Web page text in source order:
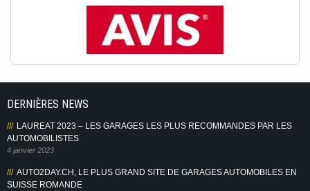
DERNIÈRES NEWS
LAUREAT 2023 – LES GARAGES LES PLUS RECOMMANDES PAR LES
AUTOMOBILISTES
4 janvier 2023
AUTO2DAY.CH, LE PLUS GRAND SITE DE GARAGES AUTOMOBILES EN
SUISSE ROMANDE